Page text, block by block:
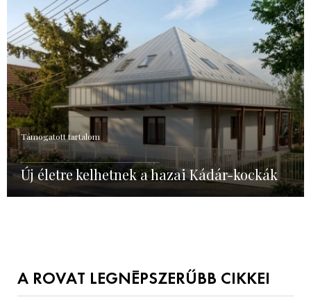
Támogatott tartalom
Új életre kelhetnek a hazai Kádár-kockák
A ROVAT LEGNÉPSZERŰBB CIKKEI